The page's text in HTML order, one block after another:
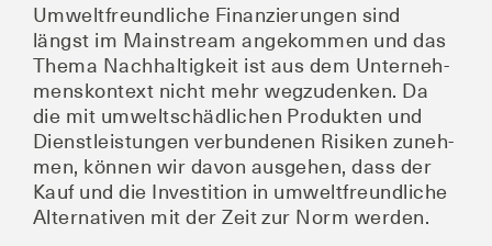
Umwelt­freund­li­che Finan­zie­run­gen sind
längst im Main­stream ange­kom­men und das
The­ma Nach­hal­tig­keit ist aus dem Unter­neh­
mens­kon­text nicht mehr weg­zu­den­ken. Da
die mit umwelt­schäd­li­chen Pro­duk­ten und
Dienst­leis­tun­gen ver­bun­de­nen Risi­ken zuneh­
men, kön­nen wir davon aus­ge­hen, dass der
Kauf und die Inves­ti­ti­on in umwelt­freund­li­che
Alter­na­ti­ven mit der Zeit zur Norm werden.